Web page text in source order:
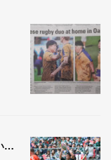
【退団インタビュー】 有田隆平［HO］ いい人間が、いいラグビーをする。